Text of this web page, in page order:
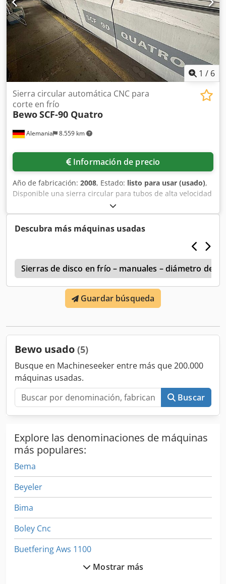
1 / 6
Alemania 8.559 km
Sierra circular automática CNC para
corte en frío
BewoSCF-90 Quatro
Información de precio
Año de fabricación: 2008, Estado: listo para usar (usado),
Disponible una sierra circular para tubos de alta velocidad
totalmente automática Bewo. Rango de diámetro de tubo
redondo: 8 mm–90 mm, dimensiones mínimas del perfil
cuadrado X/Y: 10 mm/10 mm, dimensiones máximas del
perfil cuadrado X/Y: 80 mm/80 mm, avance: 50 m/min–300
m/min, diámetro del disco de sierra: 350 mm, capacidad
máxima: 8000 piezas/hora, procesamiento simultáneo
máximo: 4 tubos. Documentación disponible. Es posible
visitar la máquina in situ. Dcsdpfxey Nm Ume Ahkok
Descubra más máquinas usadas
Sierras de disco en frío – manuales – diámetro de
Guardar búsqueda
Bewo usado (5)
Busque en Machineseeker entre más que 200.000
máquinas usadas.
Buscar
Explore las denominaciones de máquinas
más populares:
Bema
Beyeler
Bima
Boley Cnc
Buetfering Aws 1100
Mostrar más